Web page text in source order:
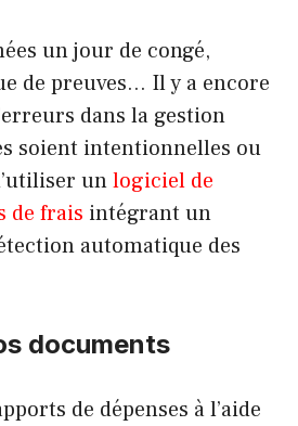
un jour de congé,
de preuves… Il y a encore
dans la gestion
soient intentionnelles ou
unlogiciel de
de frais intégrant un
automatique des
documents
de dépenses à l’aide